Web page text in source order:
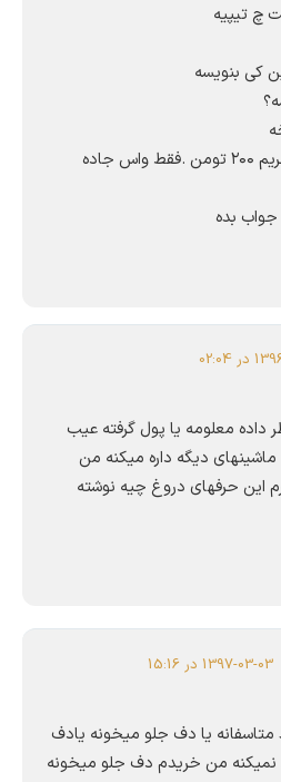
چ تیپیه
کی بنویسه
جاده
بده
02:04
داده معلومه یا پول گرفته عیب
دیگه داره میکنه من
این حرفهای دروغ چیه نوشته
1397-03-03 در 15:16
متاسفانه يا دف جلو ميخونه يادف
نميكنه من خريدم دف جلو ميخونه